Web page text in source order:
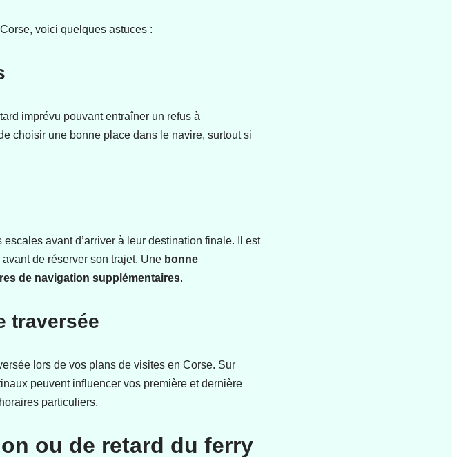
voici quelques astuces :
imprévu pouvant entraîner un refus à
choisir une bonne place dans le navire, surtout si
avant d’arriver à leur destination finale. Il est
de réserver son trajet. Une bonne
de navigation supplémentaires.
traversée
lors de vos plans de visites en Corse. Sur
peuvent influencer vos première et dernière
particuliers.
ou de retard du ferry